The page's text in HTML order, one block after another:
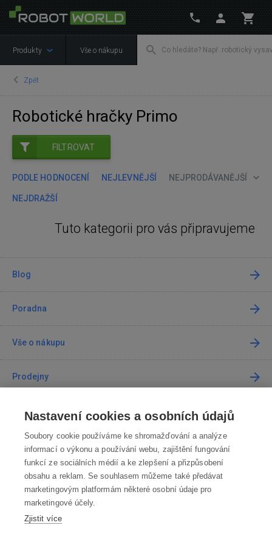
Produkty Vše o nákupu
Zpět
Robotické hračky Primo
FILTROVAT
PODLE HODNOCENÍ NEJLEVNĚJŠÍ NEJPRODÁVANĚJŠÍ
NEJDRAŽŠÍ
Tuto kategorii pro vás připravujeme
Blog
Poradna
Vše o nákupu
Prodejny
Kontakt
Kontaktujte nás
info@robotworld.cz
220 770 770 Po-Pá 8:00—16:00
VŠECHNY KONTAKTY
Nastavení cookies a osobních údajů
Soubory cookie používáme ke shromažďování a analýze
informací o výkonu a používání webu, zajištění fungování
funkcí ze sociálních médií a ke zlepšení a přizpůsobení
obsahu a reklam. Se souhlasem můžeme také předávat
marketingovým platformám některé osobní údaje pro
marketingové účely.
Zjistit více